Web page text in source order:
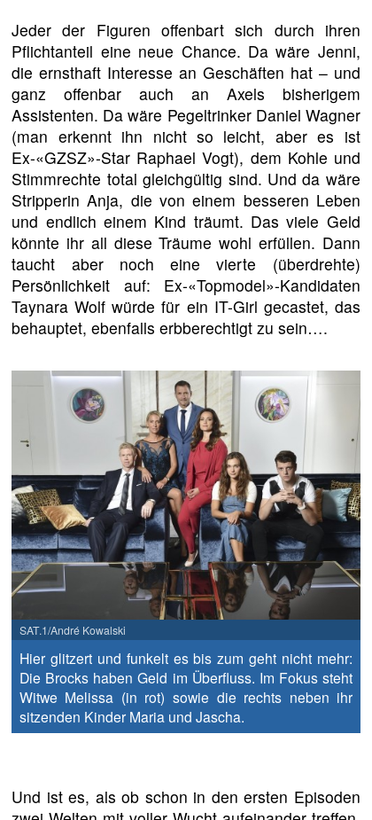
Jeder der Figuren offenbart sich durch ihren
Pflichtanteil eine neue Chance. Da wäre Jenni,
die ernsthaft Interesse an Geschäften hat – und
ganz offenbar auch an Axels bisherigem
Assistenten. Da wäre Pegeltrinker Daniel Wagner
(man erkennt ihn nicht so leicht, aber es ist
Ex-«GZSZ»-Star Raphael Vogt), dem Kohle und
Stimmrechte total gleichgültig sind. Und da wäre
Stripperin Anja, die von einem besseren Leben
und endlich einem Kind träumt. Das viele Geld
könnte ihr all diese Träume wohl erfüllen. Dann
taucht aber noch eine vierte (überdrehte)
Persönlichkeit auf: Ex-«Topmodel»-Kandidaten
Taynara Wolf würde für ein IT-Girl gecastet, das
behauptet, ebenfalls erbberechtigt zu sein….
SAT.1/André Kowalski
Hier glitzert und funkelt es bis zum geht nicht mehr:
Die Brocks haben Geld im Überfluss. Im Fokus steht
Witwe Melissa (in rot) sowie die rechts neben ihr
sitzenden Kinder Maria und Jascha.
Und ist es, als ob schon in den ersten Episoden